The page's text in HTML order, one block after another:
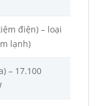
điện) – loại
lạnh)
– 17.100